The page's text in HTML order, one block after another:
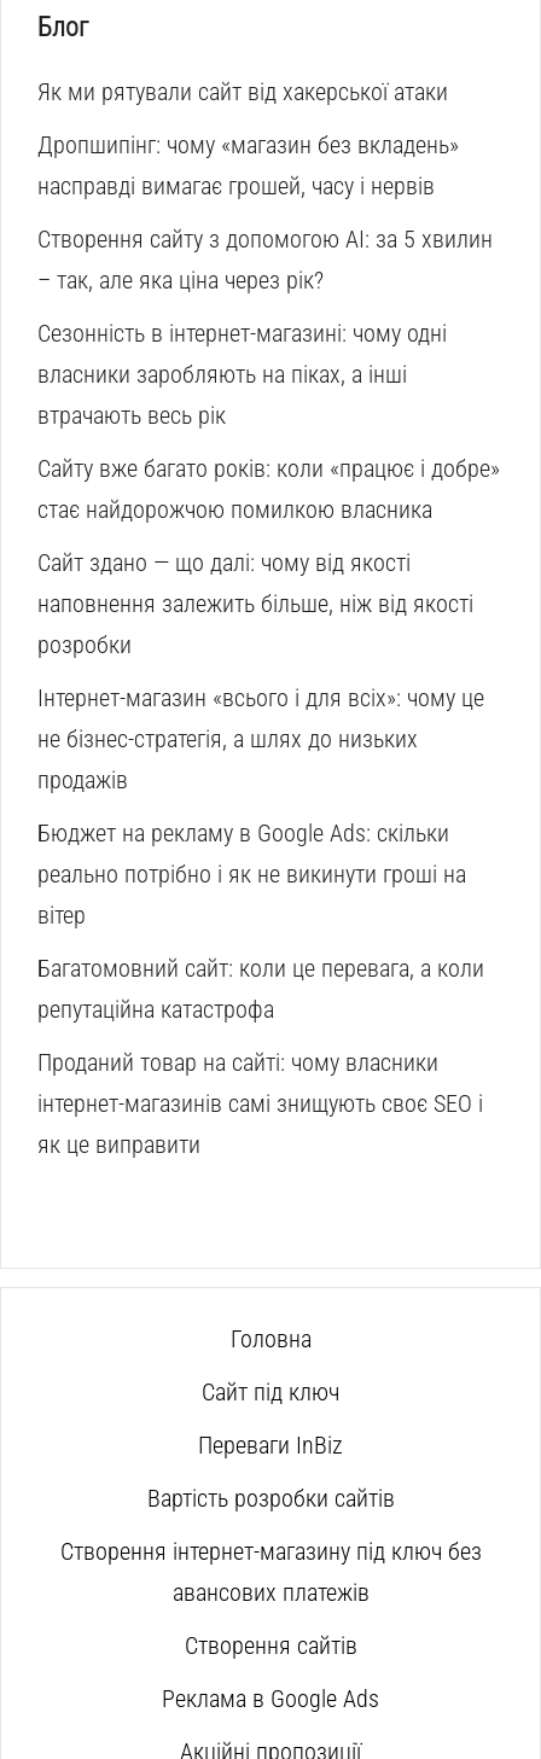
Блог
Як ми рятували сайт від хакерської атаки
Дропшипінг: чому «магазин без вкладень»
насправді вимагає грошей, часу і нервів
Створення сайту з допомогою AI: за 5 хвилин
– так, але яка ціна через рік?
Сезонність в інтернет-магазині: чому одні
власники заробляють на піках, а інші
втрачають весь рік
Сайту вже багато років: коли «працює і добре»
стає найдорожчою помилкою власника
Сайт здано — що далі: чому від якості
наповнення залежить більше, ніж від якості
розробки
Інтернет-магазин «всього і для всіх»: чому це
не бізнес-стратегія, а шлях до низьких
продажів
Бюджет на рекламу в Google Ads: скільки
реально потрібно і як не викинути гроші на
вітер
Багатомовний сайт: коли це перевага, а коли
репутаційна катастрофа
Проданий товар на сайті: чому власники
інтернет-магазинів самі знищують своє SEO і
як це виправити
Головна
Сайт під ключ
Переваги InBiz
Вартість розробки сайтів
Створення інтернет-магазину під ключ без
авансових платежів
Створення сайтів
Реклама в Google Ads
Акційні пропозиції